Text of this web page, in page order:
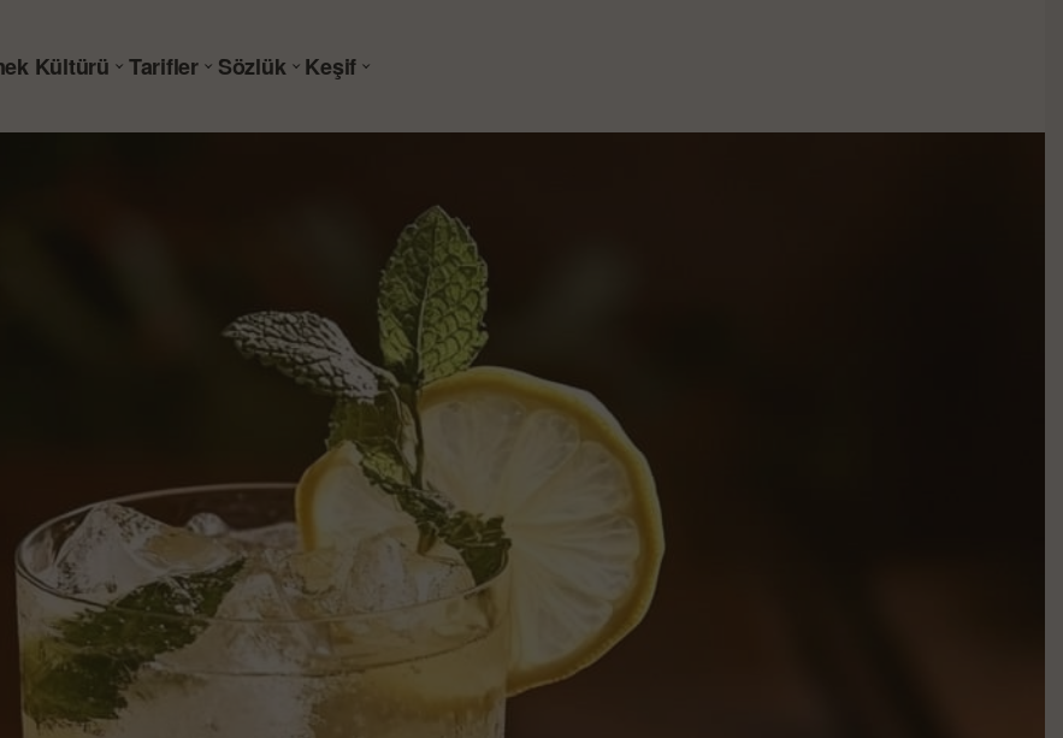
Kültürü Tarifler Sözlük Keşif